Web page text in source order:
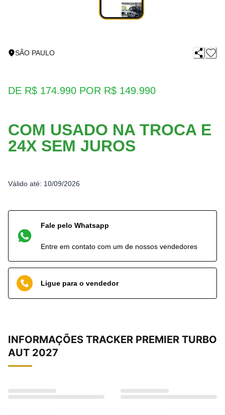
SÃO PAULO
DE R$ 174.990 POR R$ 149.990
COM USADO NA TROCA E
24X SEM JUROS
Válido até: 10/09/2026
Fale pelo Whatsapp
Entre em contato com um de nossos vendedores
Ligue para o vendedor
INFORMAÇÕES TRACKER PREMIER TURBO
AUT 2027